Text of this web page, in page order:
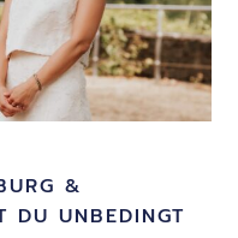
&
DU UNBEDINGT